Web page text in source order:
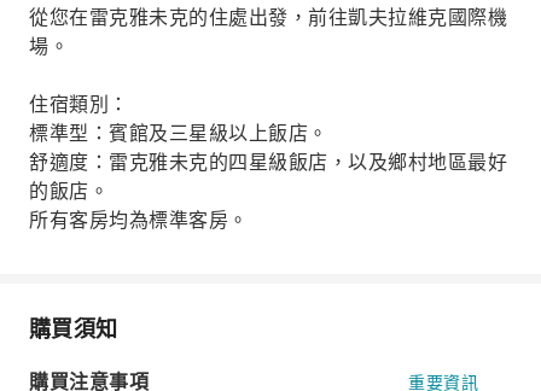
從您在雷克雅未克的住處出發，前往凱夫拉維克國際機
場。
住宿類別：
標準型：賓館及三星級以上飯店。
舒適度：雷克雅未克的四星級飯店，以及鄉村地區最好
的飯店。
所有客房均為標準客房。
購買須知
購買注意事項 重要資訊